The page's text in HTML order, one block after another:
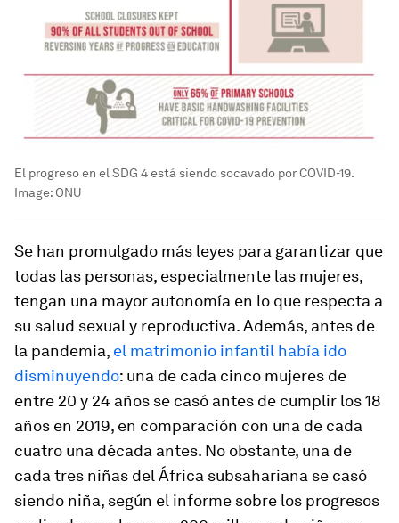
El progreso en el SDG 4 está siendo socavado por COVID-19.
Image: ONU
Se han promulgado más leyes para garantizar que
todas las personas, especialmente las mujeres,
tengan una mayor autonomía en lo que respecta a
su salud sexual y reproductiva. Además, antes de
la pandemia, el matrimonio infantil había ido
disminuyendo: una de cada cinco mujeres de
entre 20 y 24 años se casó antes de cumplir los 18
años en 2019, en comparación con una de cada
cuatro una década antes. No obstante, una de
cada tres niñas del África subsahariana se casó
siendo niña, según el informe sobre los progresos